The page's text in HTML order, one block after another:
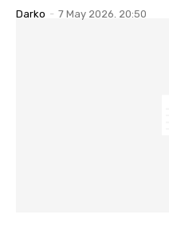
Darko - 7 May 2026. 20:50